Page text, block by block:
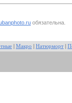
обязательна.
Макро Натюрморт